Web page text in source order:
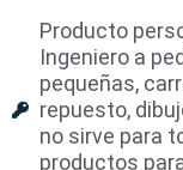
Producto
Ingeniero a
pequeñas,
repuesto,
no sirve para
productos